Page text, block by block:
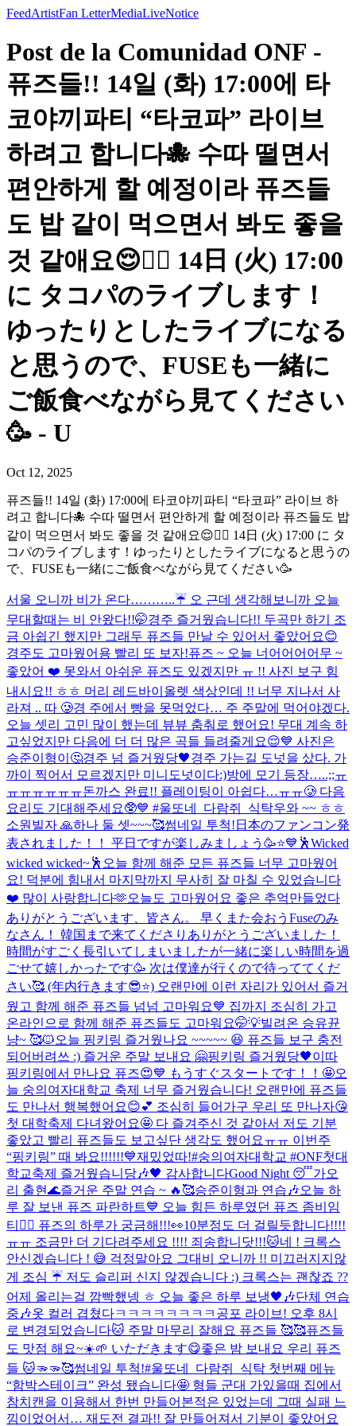
FeedArtistFan LetterMediaLiveNotice
Post de la Comunidad ONF -
퓨즈들!! 14일 (화) 17:00에 타
코야끼파티 “타코파” 라이브
하려고 합니다🐙 수따 떨면서
편안하게 할 예정이라 퓨즈들
도 밥 같이 먹으면서 봐도 좋을
것 같애요😌✌🏻 14日 (火) 17:00
に タコパのライブします！
ゆったりとしたライブになる
と思うので、FUSEも一緒に
ご飯食べながら見てください
🥳 - U
Oct 12, 2025
퓨즈들!! 14일 (화) 17:00에 타코야끼파티 “타코파” 라이브 하
려고 합니다🐙 수따 떨면서 편안하게 할 예정이라 퓨즈들도 밥
같이 먹으면서 봐도 좋을 것 같애요😌✌🏻 14日 (火) 17:00 に タ
コパのライブします！ゆったりとしたライブになると思うの
で、FUSEも一緒にご飯食べながら見てください🥳
서울 오니까 비가 온다………..☔️ 오 근데 생각해보니까 오늘
무대할때는 비 안왔다!!🤭경주 즐거웠습니다!! 두곡만 하기 조
금 아쉽긴 했지만 그래두 퓨즈들 만날 수 있어서 좋았어요😊
경주도 고마웠어용 빨리 또 보자!퓨즈 ~ 오늘 너어어어어무 ~
좋았어 ❤️ 못와서 아쉬운 퓨즈도 있겠지만 ㅠ !! 사진 보구 힘
내시요!! ㅎㅎ 머리 레드바이올렛 색상인데 !! 너무 지나서 사
라져 .. 따 🥲경 주에서 빵을 못먹었다… 주 주말에 먹어야겠다.
오늘 셋리 고민 많이 했는데 뷰뷰 춤춰로 했어요! 무대 계속 하
고싶었지만 다음에 더 더 많은 곡들 들려줄게요😌💙 사진은
승준이형이🤔경주 넘 즐거웠당🖤경주 가는길 도넛을 샀다. 가
까이 찍어서 모르겠지만 미니도넛이다:)방에 모기 등장…..;;ㅠ
ㅠㅠㅠㅠㅠㅠ돈까스 완료!! 플레이팅이 아쉽다…ㅠㅠ🥲 다음
요리도 기대해주세요🥸💙 #울또네_다람쥐_식탁우와 ~~ ㅎㅎ
소원빌자 🙏하나 둘 셋~~~🥰썸네일 투척! 日本のファンコン発
表されました！！ 平日ですが楽しみましょう🥳⭐️💙 🕺Wicked
wicked wicked~🕺 오늘 함께 해준 모든 퓨즈들 너무 고마웠어
요! 덕분에 힘내서 마지막까지 무사히 잘 마칠 수 있었습니다
❤️ 많이 사랑합니다🫶오늘도 고마웠어요 좋은 추억만들었다
ありがとうございます、皆さん。 早くまた会おう Fuseのみ
なさん！ 韓国まで来てくださりありがとうございました！
時間がすごく長引いてしまいましたが一緒に楽しい時間を過
ごせて嬉しかったです🥳 次は僕達が行くので待っててくだ
さい🥰 (年内行きます😎⭐️) 오랜만에 이런 자리가 있어서 즐거
웠고 함께 해준 퓨즈들 넘넘 고마워요💙 집까지 조심히 가고
온라인으로 함께 해준 퓨즈들도 고마워요🤭💡빌려온 승유뀬
냥~ 🥰🐱오늘 핑키링 즐거웠나요 ~~~~~ 😆 퓨즈들 보구 충전
되어버려쓰 :) 즐거운 주말 보내요 🤗핑키링 즐거웠당🖤이따
핑키링에서 만나요 퓨즈😍💙 もうすぐスタートです！！🤩오
늘 숭의여자대학교 축제 너무 즐거웠습니다! 오랜만에 퓨즈들
도 만나서 행복했어요😊💕 조심히 들어가구 우리 또 만나자😘
첫 대학축제 다녀왔어요🤩 다 즐겨주신 것 같아서 저도 기분
좋았고 빨리 퓨즈들도 보고싶단 생각도 했어요ㅠㅠ 이번주
“핑키링” 때 봐요!!!!!!💙재밌었따!#숭의여자대학교 #ONF첫대
학교축제 즐거웠습니당🎶🖤 감사합니다Good Night 😴가오
리 출현🌊즐거운 주말 연습 ~ 🔥🥰승준이형과 연습🎶오늘 하
루 잘 보낸 퓨즈 파란하트💙 오늘 힘든 하루였던 퓨즈 좀비임
티🧟‍♂️ 퓨즈의 하루가 궁금해!!!👀10분정도 더 걸릴듯합니다!!!!
ㅠㅠ 조금만 더 기다려주세요 !!!! 죄송합니닷!!!🐱네 ! 크록스
안신겠습니다 ! 😅 걱정말아요 그대 비 오니까 !! 미끄러지지않
게 조심 ☔️ 저도 슬리퍼 신지 않겠습니다 :) 크록스는 괜찮죠 ??
어제 올리는걸 깜빡했넹 ㅎ 오늘 좋은 하루 보냉🖤🎶단체 연습
중🎶옷 컬러 겹쳤다ㅋㅋㅋㅋㅋㅋㅋㅋ 공포 라이브! 오후 8시
로 변경되었습니다🐱 주말 마무리 잘해요 퓨즈들 🥰🥰퓨즈들
도 맛점 해요~☀️🌱 いただきます😋좋은 밤 보내요 우리 퓨즈
들 🐱🫳🫳🥰썸네일 투척!#울또네_다람쥐_식탁 첫번째 메뉴
“함박스테이크” 완성 됐습니다🤩 형들 군대 가있을때 집에서
참치캔을 이용해서 한번 만들어본적은 있었는데 그때 실패 느
낌이었어서… 재도전 결과!! 잘 만들어져서 기분이 좋았어요